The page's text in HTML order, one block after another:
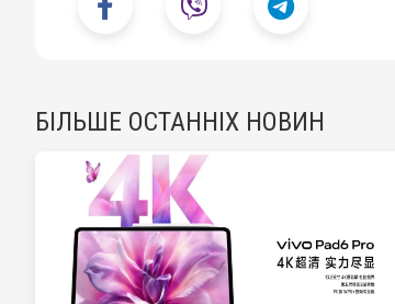
БІЛЬШЕ ОСТАННІХ НОВИН